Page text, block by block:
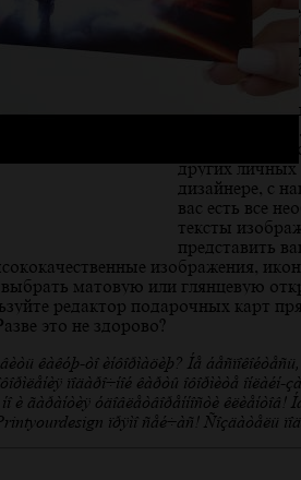
Используйте
карт
вариант для
работу.
обычно дарят
праздники.
эксклюзивную
других
дизайнере, с
вас есть все
тексты
представить
изображения,
матовую или глянцевую
редактор подарочных карт
это не здорово?
какую-то информацию? Не
подарочной карты оформите
и гарантия удовлетворенности
прямо сейчас! Создатель